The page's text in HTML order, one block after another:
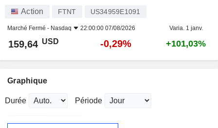
Action FTNT US34959E1091
Marché Fermé - Nasdaq 22:00:00 07/08/2026 Varia. 1 janv.
159,64 USD -0,29% +101,03%
Graphique
Durée Période